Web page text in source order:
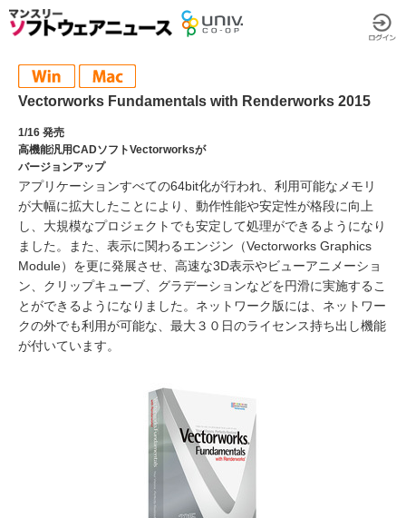
Vectorworks Fundamentals with Renderworks 2015
1/16 発売
高機能汎用CADソフトVectorworksが
バージョンアップ
アプリケーションすべての64bit化が行われ、利用可能なメモリ
が大幅に拡大したことにより、動作性能や安定性が格段に向上
し、大規模なプロジェクトでも安定して処理ができるようになり
ました。また、表示に関わるエンジン（Vectorworks Graphics
Module）を更に発展させ、高速な3D表示やビューアニメーショ
ン、クリップキューブ、グラデーションなどを円滑に実施するこ
とができるようになりました。ネットワーク版には、ネットワー
クの外でも利用が可能な、最大３０日のライセンス持ち出し機能
が付いています。